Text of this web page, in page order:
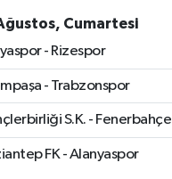
Cumartesi
- Rizespor
- Trabzonspor
S.K. - Fenerbahçe
FK - Alanyaspor